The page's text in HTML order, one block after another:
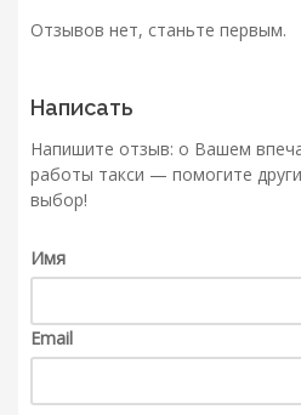
Отзывов нет, станьте первым.
Написать
Напишите отзыв: о Вашем
работы такси — помогите
выбор!
Имя
Email